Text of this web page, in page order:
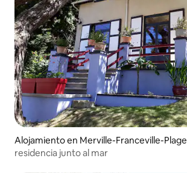
Alojamiento en Merville-Franceville-Plage
residencia junto al mar